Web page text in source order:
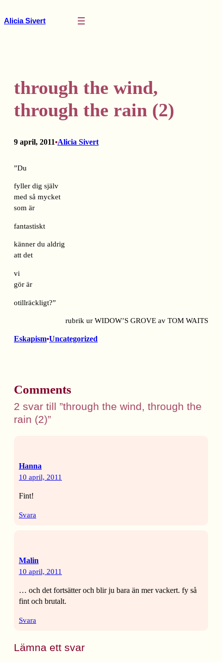
till
Alicia Sivert
through the wind,
through the rain (2)
9 april, 2011•Alicia Sivert
”Du
fyller dig själv
med så mycket
som är
fantastiskt
känner du aldrig
att det
vi
gör är
otillräckligt?”
rubrik ur WIDOW’S GROVE av TOM WAITS
Eskapism•Uncategorized
Comments
2 svar till ”through the wind, through the
rain (2)”
Hanna
10 april, 2011
Fint!
Svara
Malin
10 april, 2011
… och det fortsätter och blir ju bara än mer vackert. fy så
fint och brutalt.
Svara
Lämna ett svar